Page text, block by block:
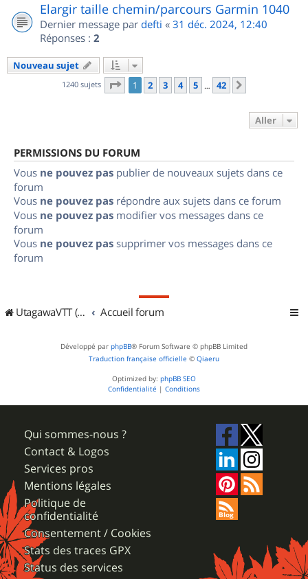
Elargir taille chemin/parcours Garmin 1040
Dernier message par defti « 31 déc. 2024, 12:40
Réponses : 2
Nouveau sujet
1240 sujets Page 1sur
1 2 3 4 5 … 42
Aller
PERMISSIONS DU FORUM
Vous ne pouvez pas publier de nouveaux sujets dans ce
forum
Vous ne pouvez pas répondre aux sujets dans ce forum
Vous ne pouvez pas modifier vos messages dans ce
forum
Vous ne pouvez pas supprimer vos messages dans ce
forum
UtagawaVTT (Randos VTT et VTTAE avec traces GPS) Accueil forum
Développé par phpBB® Forum Software © phpBB Limited
Traduction française officielle © Qiaeru
Optimized by: phpBB SEO
Confidentialité | Conditions
Qui sommes-nous ?
Contact & Logos
Services pros
Mentions légales
Politique de
confidentialité
Consentement / Cookies
Stats des traces GPX
Status des services